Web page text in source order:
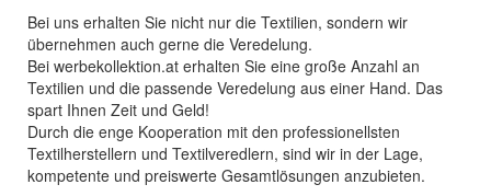
Bei uns erhalten Sie nicht nur die Textilien, sondern wir
übernehmen auch gerne die Veredelung.
Bei werbekollektion.at erhalten Sie eine große Anzahl an
Textilien und die passende Veredelung aus einer Hand. Das
spart Ihnen Zeit und Geld!
Durch die enge Kooperation mit den professionellsten
Textilherstellern und Textilveredlern, sind wir in der Lage,
kompetente und preiswerte Gesamtlösungen anzubieten.